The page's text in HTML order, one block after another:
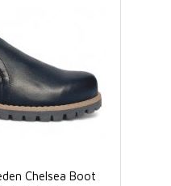
Chelsea Boot